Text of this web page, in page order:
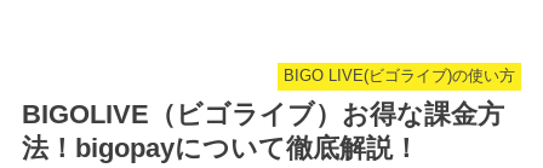
BIGO LIVE(ビゴライブ)の使い方
BIGOLIVE（ビゴライブ）お得な課金方
法！bigopayについて徹底解説！